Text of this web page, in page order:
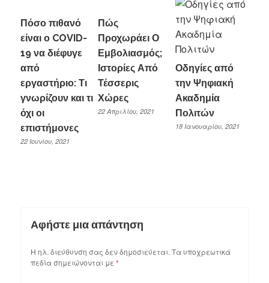
Πόσο πιθανό
είναι ο COVID-
19 να διέφυγε
από
εργαστήριο: Τι
γνωρίζουν και τι
όχι οι
επιστήμονες
22 Ιουνίου, 2021
Πώς
Προχωράει Ο
Εμβολιασμός;
Ιστορίες Από
Τέσσερις
Χώρες
22 Απριλίου, 2021
Οδηγίες από
την Ψηφιακή
Ακαδημία
Πολιτών
18 Ιανουαρίου, 2021
Αφήστε μια απάντηση
Η ηλ. διεύθυνση σας δεν δημοσιεύεται. Τα υποχρεωτικά
πεδία σημειώνονται με *